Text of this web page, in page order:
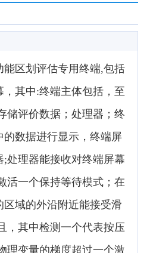
区划评估专用终端,包括
其中:终端主体包括，至
储评价数据；处理器；终
数据进行显示，终端屏
处理器能接收对终端屏幕
活一个保持等待模式；在
域的外沿附近能接受滑
，其中检测一个代表按压
理变量的梯度超过一个激